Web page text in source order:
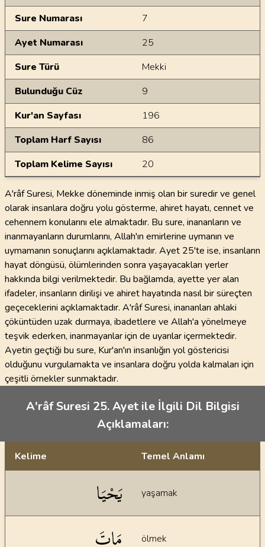
Sure Numarası
7
Ayet Numarası
25
Sure Türü
Mekki
Bulunduğu Cüz
9
Kur'an Sayfası
196
Toplam Harf Sayısı
86
Toplam Kelime Sayısı
20
A'râf Suresi, Mekke döneminde inmiş olan bir suredir ve genel
olarak insanlara doğru yolu gösterme, ahiret hayatı, cennet ve
cehennem konularını ele almaktadır. Bu sure, inananların ve
inanmayanların durumlarını, Allah'ın emirlerine uymanın ve
uymamanın sonuçlarını açıklamaktadır. Ayet 25'te ise, insanların
hayat döngüsü, ölümlerinden sonra yaşayacakları yerler
hakkında bilgi verilmektedir. Bu bağlamda, ayette yer alan
ifadeler, insanların dirilişi ve ahiret hayatında nasıl bir süreçten
geçeceklerini açıklamaktadır. A'râf Suresi, inananları ahlaki
çöküntüden uzak durmaya, ibadetlere ve Allah'a yönelmeye
teşvik ederken, inanmayanlar için de uyarılar içermektedir.
Ayetin geçtiği bu sure, Kur'an'ın insanlığın yol göstericisi
olduğunu vurgulamakta ve insanlara doğru yolda kalmaları için
çeşitli örnekler sunmaktadır.
A'râf Suresi 25. Ayet ile İlgili Dil Bilgisi
Açıklamaları:
Kelime Temel Anlamı
يَحْيَا yaşamak
مَاتَ ölmek